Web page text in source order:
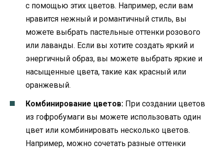
с помощью этих цветов. Например, если вам
нравится нежный и романтичный стиль, вы
можете выбрать пастельные оттенки розового
или лаванды. Если вы хотите создать яркий и
энергичный образ, вы можете выбрать яркие и
насыщенные цвета, такие как красный или
оранжевый.
Комбинирование цветов: При создании цветов
из гофробумаги вы можете использовать один
цвет или комбинировать несколько цветов.
Например, можно сочетать разные оттенки